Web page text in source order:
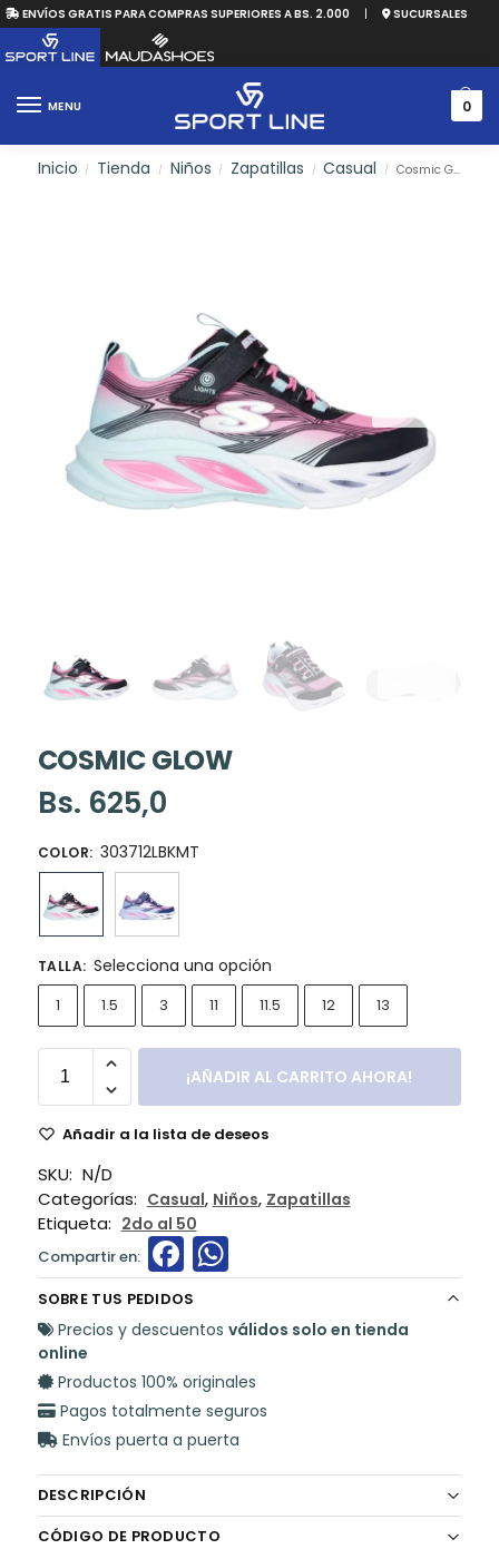
ENVÍOS GRATIS PARA COMPRAS SUPERIORES A BS. 2.000 | SUCURSALES
MENU 0
Inicio / Tienda / Niños / Zapatillas / Casual / Cosmic Glow
COSMIC GLOW
Bs. 625,0
COLOR: 303712LBKMT
TALLA: Selecciona una opción
1 1.5 3 11 11.5 12 13
¡AÑADIR AL CARRITO AHORA!
Añadir a la lista de deseos
SKU: N/D
Categorías: Casual, Niños, Zapatillas
Etiqueta: 2do al 50
F
a
c
b
o
o
k
W
h
a
A
p
p
SOBRE TUS PEDIDOS
Precios y descuentos válidos solo en tienda
online
Productos 100% originales
Pagos totalmente seguros
Envíos puerta a puerta
DESCRIPCIÓN
CÓDIGO DE PRODUCTO